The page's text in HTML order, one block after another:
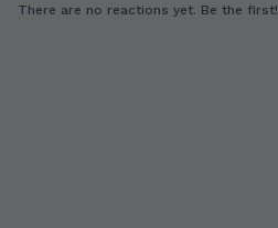
There are no reactions yet. Be the first!